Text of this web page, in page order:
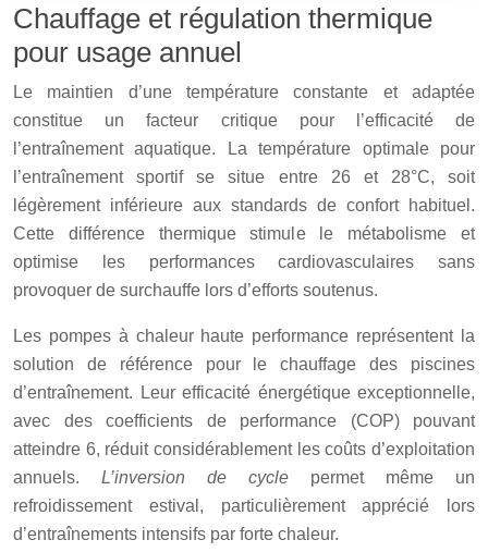
Chauffage et régulation thermique
pour usage annuel
Le maintien d’une température constante et adaptée
constitue un facteur critique pour l’efficacité de
l’entraînement aquatique. La température optimale pour
l’entraînement sportif se situe entre 26 et 28°C, soit
légèrement inférieure aux standards de confort habituel.
Cette différence thermique stimule le métabolisme et
optimise les performances cardiovasculaires sans
provoquer de surchauffe lors d’efforts soutenus.
Les pompes à chaleur haute performance représentent la
solution de référence pour le chauffage des piscines
d’entraînement. Leur efficacité énergétique exceptionnelle,
avec des coefficients de performance (COP) pouvant
atteindre 6, réduit considérablement les coûts d’exploitation
annuels. L’inversion de cycle permet même un
refroidissement estival, particulièrement apprécié lors
d’entraînements intensifs par forte chaleur.